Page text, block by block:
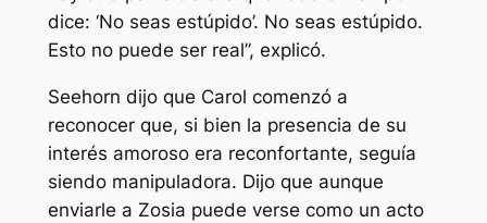
dice: ‘No seas estúpido’. No seas estúpido.
Esto no puede ser real”, explicó.
Seehorn dijo que Carol comenzó a
reconocer que, si bien la presencia de su
interés amoroso era reconfortante, seguía
siendo manipuladora. Dijo que aunque
enviarle a Zosia puede verse como un acto